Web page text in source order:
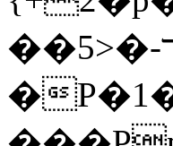
��ר-�<5/D�>�d�����1!u8JP�@TE�
�